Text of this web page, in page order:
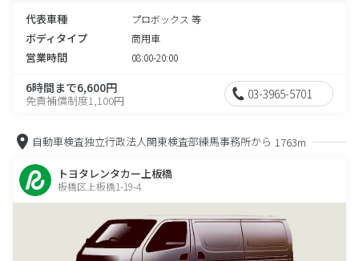
代表車種 プロボックス 等
ボディタイプ 商用車
営業時間 08:00-20:00
6時間まで6,600円
免責補償制度1,100円 03-3965-5701
自動車検査独立行政法人関東検査部練馬事務所から 1763m
トヨタレンタカー上板橋
板橋区上板橋1-19-4